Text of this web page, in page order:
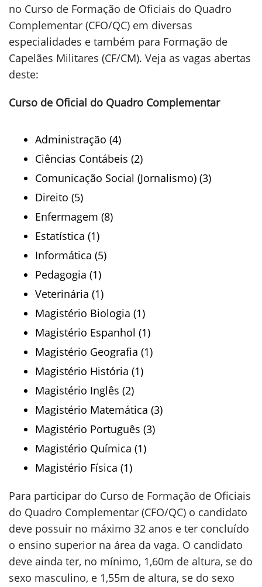
no Curso de Formação de Oficiais do Quadro
Complementar (CFO/QC) em diversas
especialidades e também para Formação de
Capelães Militares (CF/CM). Veja as vagas abertas
deste:
Curso de Oficial do Quadro Complementar
Administração (4)
Ciências Contábeis (2)
Comunicação Social (Jornalismo) (3)
Direito (5)
Enfermagem (8)
Estatística (1)
Informática (5)
Pedagogia (1)
Veterinária (1)
Magistério Biologia (1)
Magistério Espanhol (1)
Magistério Geografia (1)
Magistério História (1)
Magistério Inglês (2)
Magistério Matemática (3)
Magistério Português (3)
Magistério Química (1)
Magistério Física (1)
Para participar do Curso de Formação de Oficiais
do Quadro Complementar (CFO/QC) o candidato
deve possuir no máximo 32 anos e ter concluído
o ensino superior na área da vaga. O candidato
deve ainda ter, no mínimo, 1,60m de altura, se do
sexo masculino, e 1,55m de altura, se do sexo